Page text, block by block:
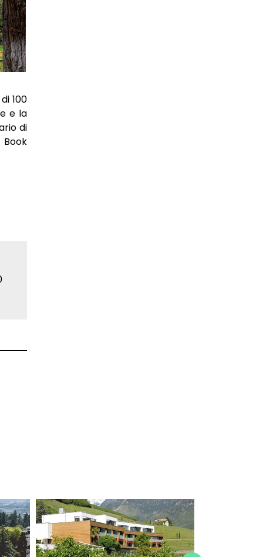
100
e la
di